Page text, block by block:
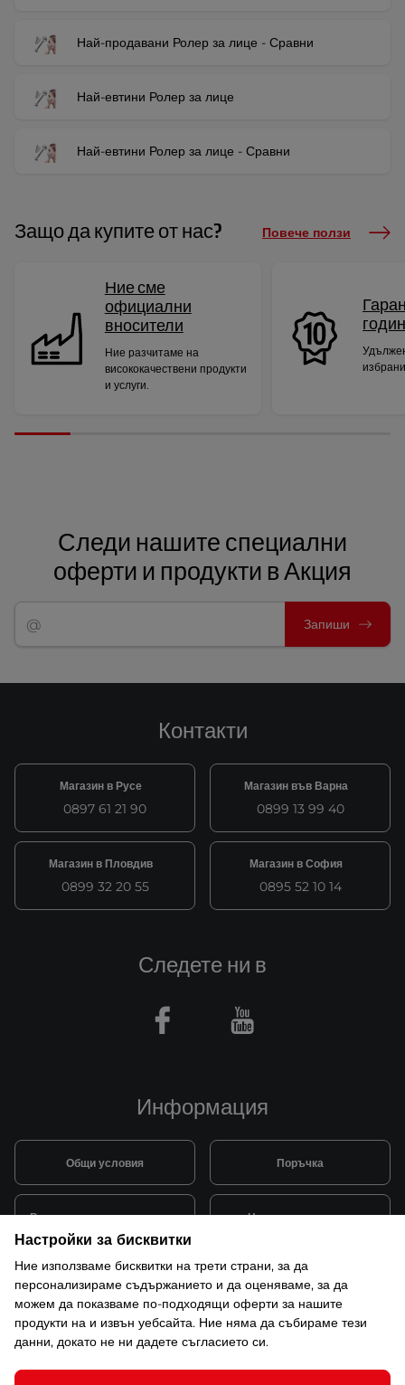
Най-продавани Ролер за лице - Сравни
Най-евтини Ролер за лице
Най-евтини Ролер за лице - Сравни
Защо да купите от нас? Повече ползи
Ние сме
официални
вносители
Ние разчитаме на
висококачествени продукти
и услуги.
Следи нашите специални
оферти и продукти в Акция
Запиши
Контакти
Магазин в Русе
0897 61 21 90
Магазин във Варна
0899 13 99 40
Магазин в Пловдив
0899 32 20 55
Магазин в София
0895 52 10 14
Информация
Общи условия Поръчка
Видове и цена за транспорт Начини на плащане
Система за лоялни клиенти Монтаж и поддръжка
Рекламации и гаранция
Следете ни в
Facebook Youtube
Настройки за бисквитки
Ние използваме бисквитки на трети страни, за да
персонализираме съдържанието и да оценяваме, за да
можем да показваме по-подходящи оферти за нашите
продукти на и извън уебсайта. Ние няма да събираме тези
данни, докато не ни дадете съгласието си.